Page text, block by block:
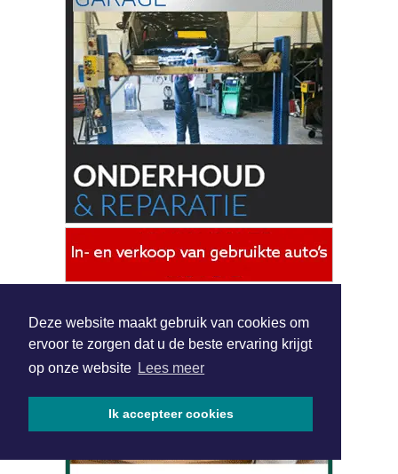
Deze website maakt gebruik van cookies om
ervoor te zorgen dat u de beste ervaring krijgt
op onze website Lees meer
Ik accepteer cookies
| Nieuws | Sport | Evenementen
Hoofdvestiging:
van Benthuizenlaan 1
1701 BZ Heerhugowaard
072 8200 600
www.xyto.nl
NIEUWSBRIEF AANMELDEN
samenvatting van alle gebeurtenissen uit jouw regio.